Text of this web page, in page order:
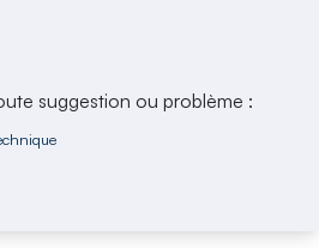
suggestion ou problème :